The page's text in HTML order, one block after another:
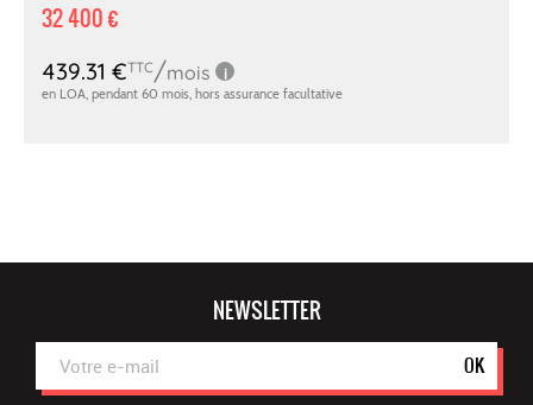
32 400 €
NEWSLETTER
OK